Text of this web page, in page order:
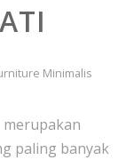
Minimalis
merupakan
paling banyak